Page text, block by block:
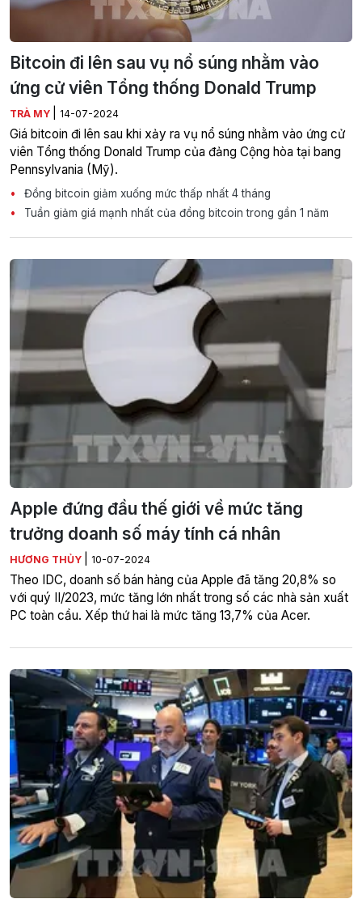
Bitcoin đi lên sau vụ nổ súng nhằm vào
ứng cử viên Tổng thống Donald Trump
TRÀ MY 14-07-2024
Giá bitcoin đi lên sau khi xảy ra vụ nổ súng nhằm vào ứng cử
viên Tổng thống Donald Trump của đảng Cộng hòa tại bang
Pennsylvania (Mỹ).
Đồng bitcoin giảm xuống mức thấp nhất 4 tháng
Tuần giảm giá mạnh nhất của đồng bitcoin trong gần 1 năm
Apple đứng đầu thế giới về mức tăng
trưởng doanh số máy tính cá nhân
HƯƠNG THỦY 10-07-2024
Theo IDC, doanh số bán hàng của Apple đã tăng 20,8% so
với quý II/2023, mức tăng lớn nhất trong số các nhà sản xuất
PC toàn cầu. Xếp thứ hai là mức tăng 13,7% của Acer.